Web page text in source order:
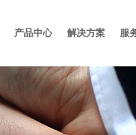
产品中心 解决方案 服